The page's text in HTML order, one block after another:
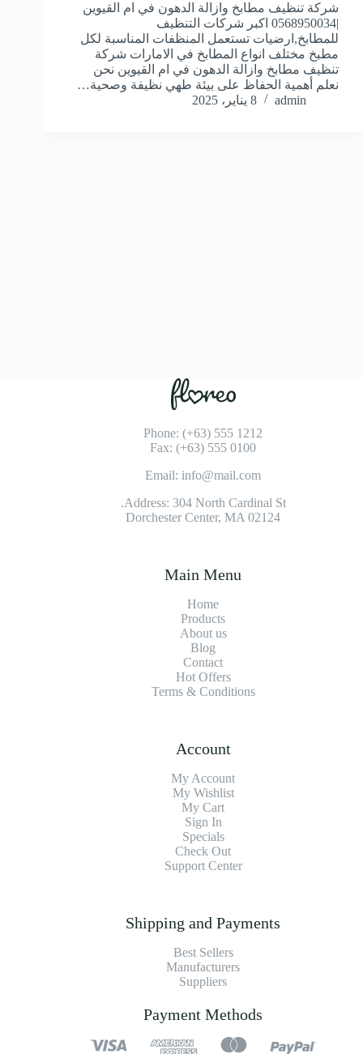
شركة تنظيف مطابخ وازالة الدهون في ام القيوين
|0568950034 اكبر شركات التنظيف
للمطابخ,ارضيات تستعمل المنظفات المناسبة لكل
مطبخ مختلف انواع المطابخ في الامارات شركة
تنظيف مطابخ وازالة الدهون في ام القيوين نحن
نعلم أهمية الحفاظ على بيئة طهي نظيفة وصحية…
admin
8 يناير، 2025
Phone: (+63) 555 1212
Fax: (+63) 555 0100
Email: info@mail.com
Address: 304 North Cardinal St.
Dorchester Center, MA 02124
Main Menu
Home
Products
About us
Blog
Contact
Hot Offers
Terms & Conditions
Account
My Account
My Wishlist
My Cart
Sign In
Specials
Check Out
Support Center
Shipping and Payments
Best Sellers
Manufacturers
Suppliers
Payment Methods